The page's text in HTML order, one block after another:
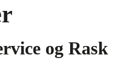
og Rask